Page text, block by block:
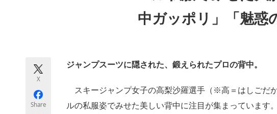
ちょっと気になるネットの話題
中ガッポリ」「魅惑
X
Share
ジャンプスーツに隠された、鍛えられたプロの背中。
スキージャンプ女子の高梨沙羅選手（※高＝はしごだ
ルの私服姿でみせた美しい背中に注目が集まっています